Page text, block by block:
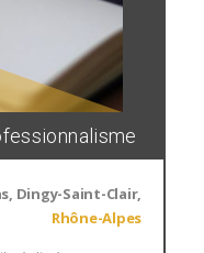
Dingy-Saint-Clair,
Rhône-Alpes